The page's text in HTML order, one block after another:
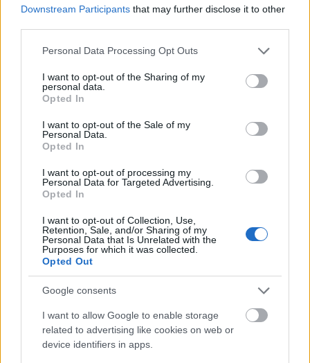
Downstream Participants that may further disclose it to other
Please note that this website/app uses one or more Google
not limited to your visit or usage behaviour. You may click to
grant or deny consent to Google and its third-party tags to
use your data for below specified purposes in below Google
consent section.
Personal Data Processing Opt Outs
I want to opt-out of the Sharing of my
personal data.
Opted In
I want to opt-out of the Sale of my
Personal Data.
Opted In
I want to opt-out of processing my
Personal Data for Targeted Advertising.
Opted In
I want to opt-out of Collection, Use,
Retention, Sale, and/or Sharing of my
Personal Data that Is Unrelated with the
Purposes for which it was collected.
Opted Out
Google consents
I want to allow Google to enable storage
related to advertising like cookies on web or
device identifiers in apps.
(nume) si (nume).
Avand n vedere ca nunta este un eveniment
important pentru voi, care va da cu siguranta
emotii, lasati-va dusi de val si optati pentru
varianta unuitext pentru invitatiile de nunta
Destinat exclusiv celor care sunt intr-o forma fizica
de zile mari!
Sambata, pe ....(data), se lasa cu mare petrecere
(nume) si (nume) se casatoresc!
Acestea fiind spuse, sunteti asteptati
incepand cu orele ..., la Biserica (nume), pentru a fi
martori unirii intr-un suflet al celor doi miri,
Dupa care insurateii va propun sa petreceti pana